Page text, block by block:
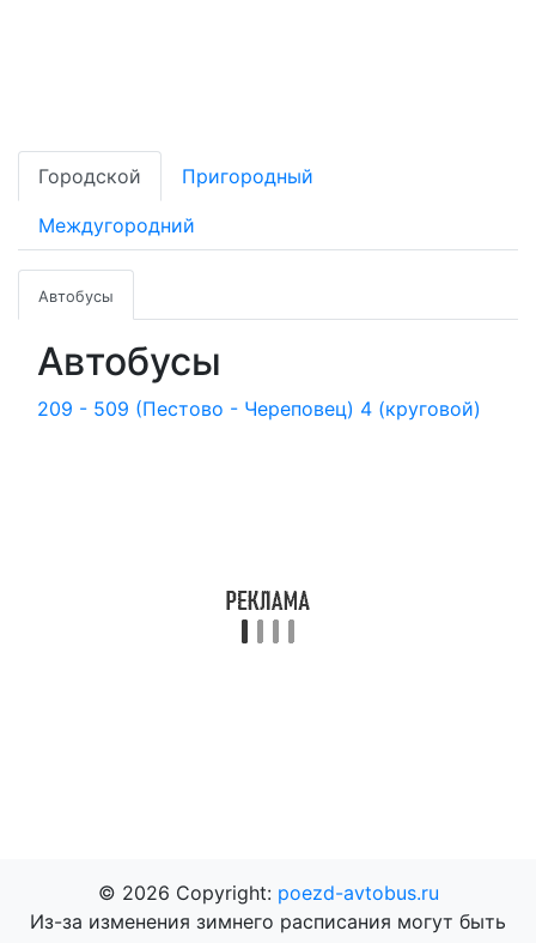
Городской Пригородный
Междугородний
Автобусы
Автобусы
209 - 509 (Пестово - Череповец) 4 (круговой)
© 2026 Copyright: poezd-avtobus.ru
Из-за изменения зимнего расписания могут быть